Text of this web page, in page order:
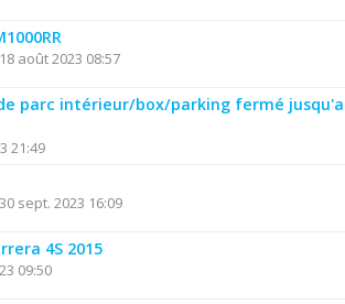
août 2023 08:57
parc intérieur/box/parking fermé
21:49
sept. 2023 16:09
4S 2015
09:50